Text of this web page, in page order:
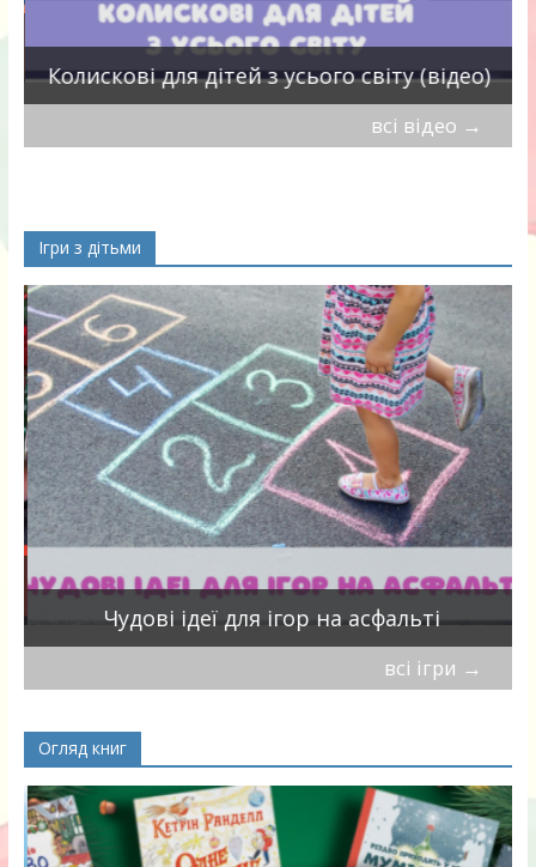
Колискові для дітей з усього світу (відео)
всі відео →
Ігри з дітьми
Чудові ідеї для ігор на асфальті
всі ігри →
Огляд книг